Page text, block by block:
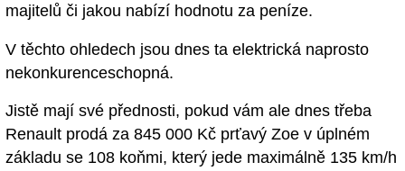
majitelů či jakou nabízí hodnotu za peníze.
V těchto ohledech jsou dnes ta elektrická naprosto
nekonkurenceschopná.
Jistě mají své přednosti, pokud vám ale dnes třeba
Renault prodá za 845 000 Kč prťavý Zoe v úplném
základu se 108 koňmi, který jede maximálně 135 km/h